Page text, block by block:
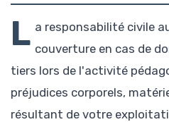
L a responsabilité civile
couverture en cas de
tiers lors de l'activité
préjudices corporels,
résultant de votre